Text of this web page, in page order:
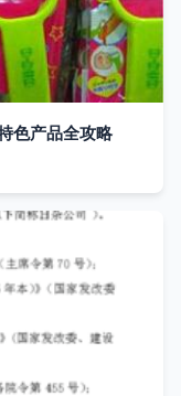
色产品全攻略